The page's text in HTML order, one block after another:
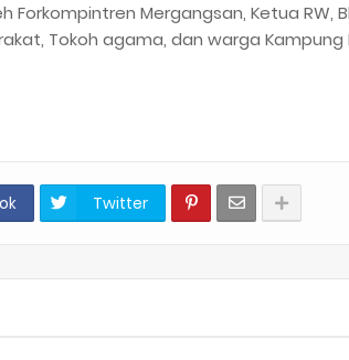
Forkompintren Mergangsan, Ketua RW,
Tokoh agama, dan warga Kampung
Twitter